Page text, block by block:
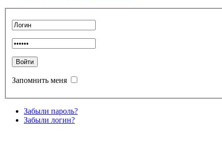
Запомнить меня
Забыли пароль?
Забыли логин?